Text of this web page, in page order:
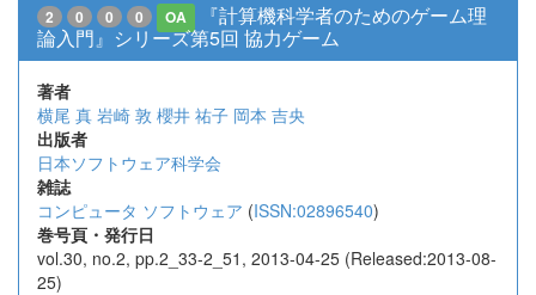
2 0 0 0 OA
『計算機科学者のためのゲーム理
論入門』シリーズ第5回 協力ゲーム
著者
横尾 真 岩崎 敦 櫻井 祐子 岡本 吉央
出版者
日本ソフトウェア科学会
雑誌
コンピュータ ソフトウェア (ISSN:02896540)
巻号頁・発行日
vol.30, no.2, pp.2_33-2_51, 2013-04-25 (Released:2013-08-
25)